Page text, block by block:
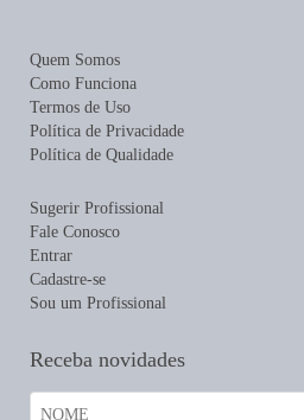
Quem Somos
Como Funciona
Termos de Uso
Política de Privacidade
Política de Qualidade
Sugerir Profissional
Fale Conosco
Entrar
Cadastre-se
Sou um Profissional
Receba novidades